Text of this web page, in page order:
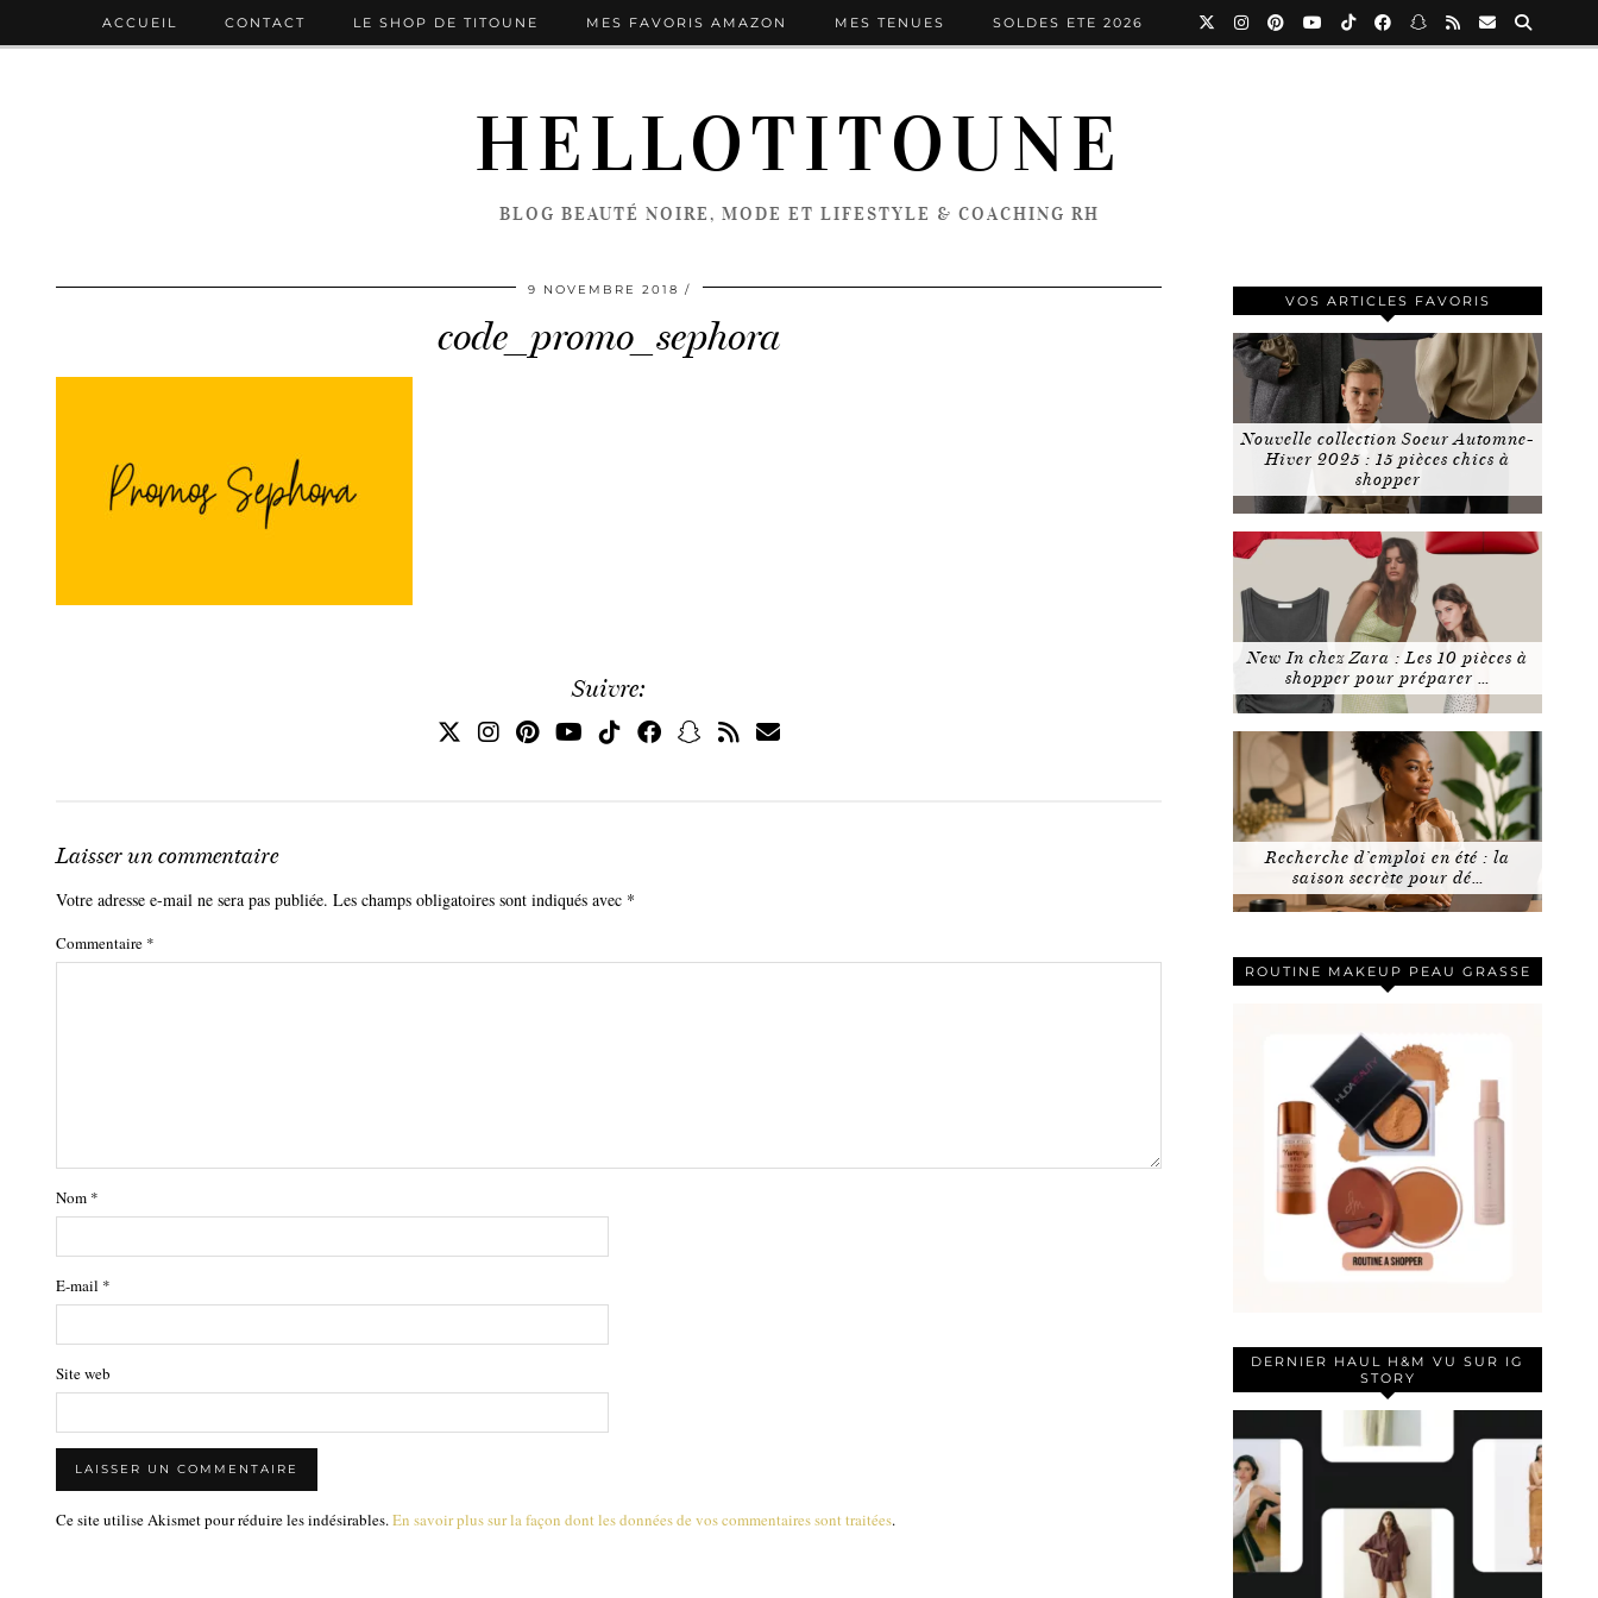
HELLOTITOUNE
BLOG BEAUTÉ NOIRE, MODE ET LIFESTYLE & COACHING RH
ACCUEIL CONTACT LE SHOP DE TITOUNE MES FAVORIS AMAZON MES TENUES SOLDES ETE 2026
9 NOVEMBRE 2018
code_promo_sephora
Suivre:
Laisser un commentaire
Votre adresse e-mail ne sera pas publiée. Les champs obligatoires sont indiqués avec *
Commentaire *
Nom *
E-mail *
Site web
Ce site utilise Akismet pour réduire les indésirables. En savoir plus sur la façon dont les données de vos commentaires sont traitées.
VOS ARTICLES FAVORIS
Nouvelle collection Soeur Automne-
Hiver 2025 : 15 pièces chics à
shopper
New In chez Zara : Les 10 pièces à
shopper pour préparer …
Recherche d’emploi en été : la
saison secrète pour dé…
ROUTINE MAKEUP PEAU GRASSE
DERNIER HAUL H&M VU SUR IG
STORY